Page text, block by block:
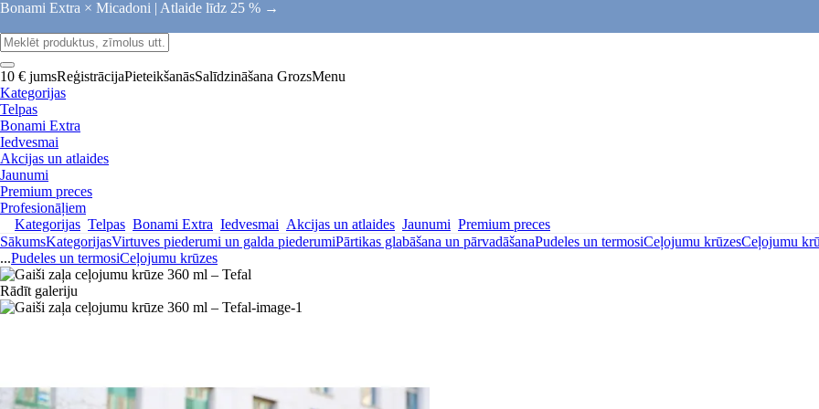
Bonami Extra × Micadoni | Atlaide līdz 25 % →
10 € jumsReģistrācijaPieteikšanāsSalīdzināšana GrozsMenu
Kategorijas
Telpas
Bonami Extra
Iedvesmai
Akcijas un atlaides
Jaunumi
Premium preces
Profesionāļiem
Kategorijas Telpas Bonami Extra Iedvesmai Akcijas un atlaides Jaunumi Premium preces
SākumsKategorijasVirtuves piederumi un galda piederumiPārtikas glabāšana un pārvadāšanaPudeles un termosiCeļojumu krūzesCeļojumu
...Pudeles un termosiCeļojumu krūzes
Rādīt galeriju